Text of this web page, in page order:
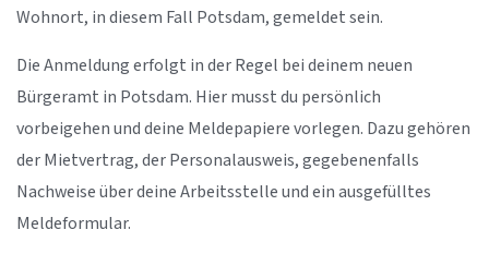
Wohnort, in diesem Fall Potsdam, gemeldet sein.
Die Anmeldung erfolgt in der Regel bei deinem neuen
Bürgeramt in Potsdam. Hier musst du persönlich
vorbeigehen und deine Meldepapiere vorlegen. Dazu gehören
der Mietvertrag, der Personalausweis, gegebenenfalls
Nachweise über deine Arbeitsstelle und ein ausgefülltes
Meldeformular.